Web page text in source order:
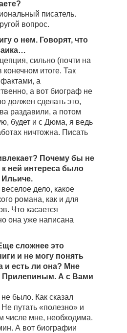
писатель.
вопрос.
о нем. Говорят, что
сильно (почти на
конечном итоге. Так
а
а вот биограф не
должен сделать это,
раздавили, а потом
будет и с Дюма, я ведь
ничтожна. Писать
Почему бы не
ней интереса было
дело, какое
романа, как и для
Что касается
она уже написана
сложнее это
и не могу понять
и есть ли она? Мне
Прилепиным. А с Вами
было. Как сказал
путать «полезно» и
числе мне, необходима.
А вот биографии